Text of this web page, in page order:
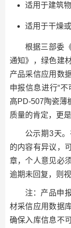
适用于建筑
适用于干燥
根据三部委
通知》，绿色建
产品采信应用数
申报信息进行“
高PD-507陶瓷薄
质量的肯定，更
公示期3天
的内容有异议，
章，个人意见必
逾期未回复，则视
注：产品申
材采信应用数据
确保入库信息不